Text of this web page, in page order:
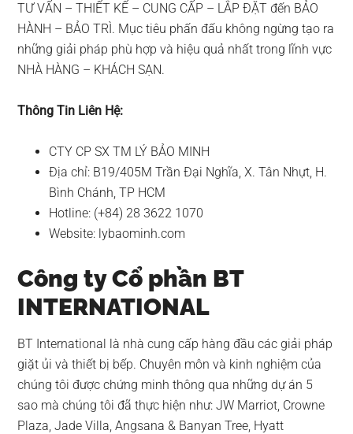
TƯ VẤN – THIẾT KẾ – CUNG CẤP – LẮP ĐẶT đến BẢO
HÀNH – BẢO TRÌ. Mục tiêu phấn đấu không ngừng tạo ra
những giải pháp phù hợp và hiệu quả nhất trong lĩnh vực
NHÀ HÀNG – KHÁCH SẠN.
Thông Tin Liên Hệ:
CTY CP SX TM LÝ BẢO MINH
Địa chỉ: B19/405M Trần Đại Nghĩa, X. Tân Nhựt, H.
Bình Chánh, TP HCM
Hotline: (+84) 28 3622 1070
Website: lybaominh.com
Công ty Cổ phần BT
INTERNATIONAL
BT International là nhà cung cấp hàng đầu các giải pháp
giặt ủi và thiết bị bếp. Chuyên môn và kinh nghiệm của
chúng tôi được chứng minh thông qua những dự án 5
sao mà chúng tôi đã thực hiện như: JW Marriot, Crowne
Plaza, Jade Villa, Angsana & Banyan Tree, Hyatt